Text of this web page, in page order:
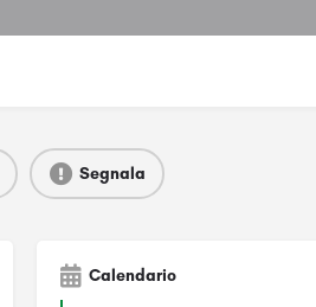
Segnala
Calendario